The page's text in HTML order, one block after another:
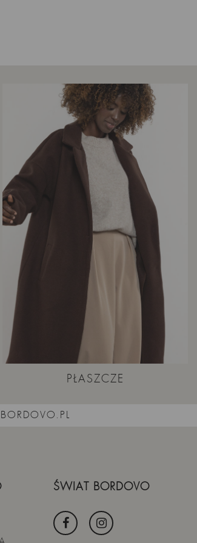
PŁASZCZE
ŚWIAT BORDOVO